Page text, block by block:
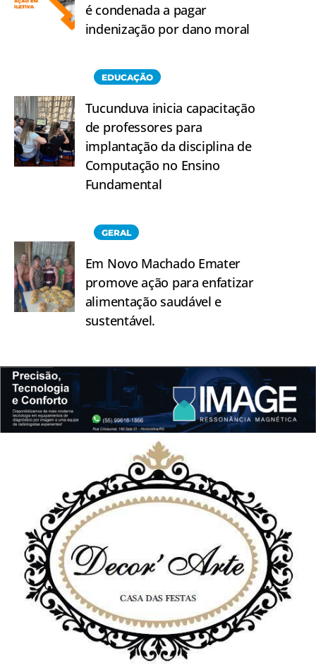
é condenada a pagar
indenização por dano moral
EDUCAÇÃO
Tucunduva inicia capacitação
de professores para
implantação da disciplina de
Computação no Ensino
Fundamental
GERAL
Em Novo Machado Emater
promove ação para enfatizar
alimentação saudável e
sustentável.